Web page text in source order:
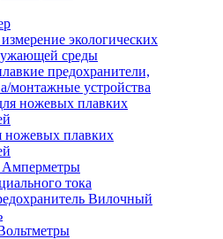
экологических
среды
предохранители,
монтажные устройства
ножевых плавких
Амперметры
тока
Вилочный